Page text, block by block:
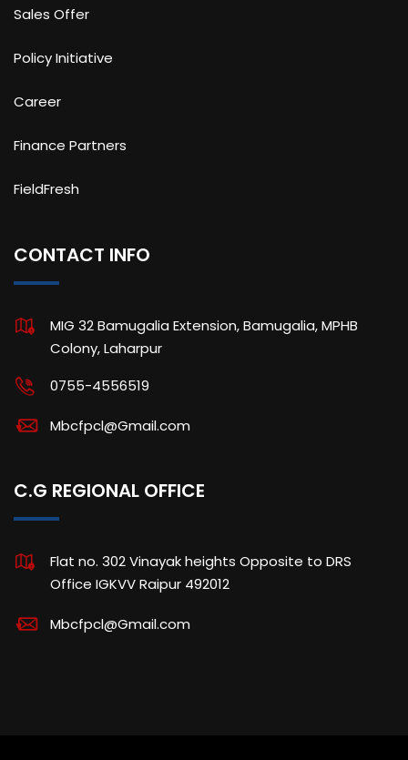
Sales Offer
Policy Initiative
Career
Finance Partners
FieldFresh
CONTACT INFO
MIG 32 Bamugalia Extension, Bamugalia, MPHB
Colony, Laharpur
0755-4556519
Mbcfpcl@Gmail.com
C.G REGIONAL OFFICE
Flat no. 302 Vinayak heights Opposite to DRS
Office IGKVV Raipur 492012
Mbcfpcl@Gmail.com